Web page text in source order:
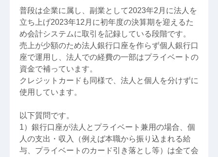
普段は企業に属し、副業として2023年2月に法人を
立ち上げ2023年12月に初年度の決算期を迎えるた
め会計システムに取引を記録している段階です。
売上が少額のため法人銀行口座を作らず個人銀行口
座で運用し、法人での経費の一部はプライベートの
資金で補っています。
クレジットカードも同様で、法人と個人を分けずに
使用しています。
以下質問です。
1）銀行口座が法人とプライベート兼用の場合、個
人の支出・収入（例えば本職から振り込まれる給
与、プライベートのカード引き落とし等）は全て会